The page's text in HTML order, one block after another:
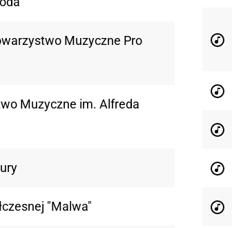
Muzyczne Pro
Muzyczne im. Alfreda
"Malwa"